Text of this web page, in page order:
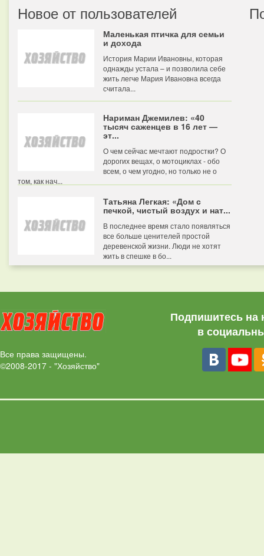
Новое от пользователей
Маленькая птичка для семьи
и дохода
История Марии Ивановны, которая
однажды устала – и позволила себе
жить легче Мария Ивановна всегда
считала...
Нариман Джемилев: «40
тысяч саженцев в 16 лет —
эт...
О чем сейчас мечтают подростки? О
дорогих вещах, о мотоциклах - обо
всем, о чем угодно, но только не о
том, как нач...
Татьяна Легкая: «Дом с
печкой, чистый воздух и нат...
В последнее время стало появляться
все больше ценителей простой
деревенской жизни. Люди не хотят
жить в спешке в бо...
Все права защищены.
©2008-2017 - "Хозяйство"
Подпишитесь на
в